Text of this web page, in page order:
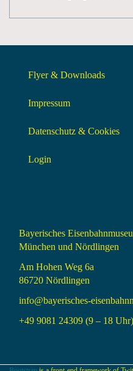
Flyer & Downloads
Impressum
Datenschutz & Cookies
Login
Bayerisches
München und Nördlingen
Am Hohen Weg 6a
86720 Nördlingen
info@bayerisches-
+49 9081 24309 (9 – 18 Uhr)